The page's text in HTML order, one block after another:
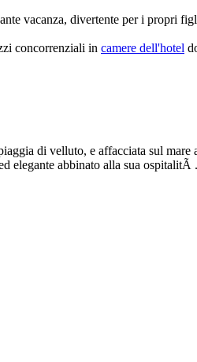
vacanza, divertente per i propri
concorrenziali in camere dell'hotel
di velluto, e affacciata sul mare
elegante abbinato alla sua ospitalitÃ .